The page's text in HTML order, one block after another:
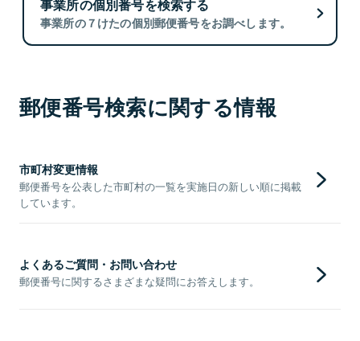
事業所の個別番号を検索する
事業所の７けたの個別郵便番号をお調べします。
郵便番号検索に関する情報
市町村変更情報
郵便番号を公表した市町村の一覧を実施日の新しい順に掲載
しています。
よくあるご質問・お問い合わせ
郵便番号に関するさまざまな疑問にお答えします。